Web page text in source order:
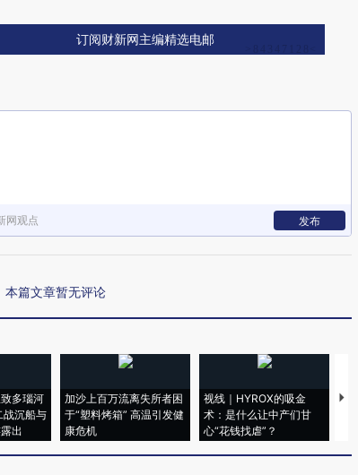
订阅财新网主编精选电邮
网观点 发布
本篇文章暂无评论
多瑙河
战沉船与
出
加沙上百万流离失所者困
于“塑料烤箱” 高温引发健
康危机
视线｜HYROX的吸金
术：是什么让中产们甘
心“花钱找虐”？
马